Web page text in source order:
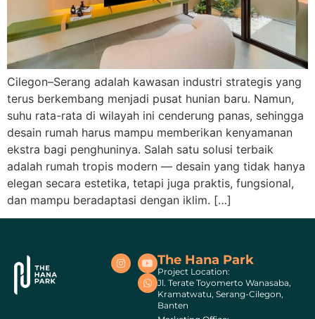
Cilegon–Serang adalah kawasan industri strategis yang
terus berkembang menjadi pusat hunian baru. Namun,
suhu rata-rata di wilayah ini cenderung panas, sehingga
desain rumah harus mampu memberikan kenyamanan
ekstra bagi penghuninya. Salah satu solusi terbaik
adalah rumah tropis modern — desain yang tidak hanya
elegan secara estetika, tetapi juga praktis, fungsional,
dan mampu beradaptasi dengan iklim. […]
The Hana Park
Project Location:
Jl. Terate Toyomerto Wanasaba,
Kramatwatu, Serang-Cilegon,
Banten